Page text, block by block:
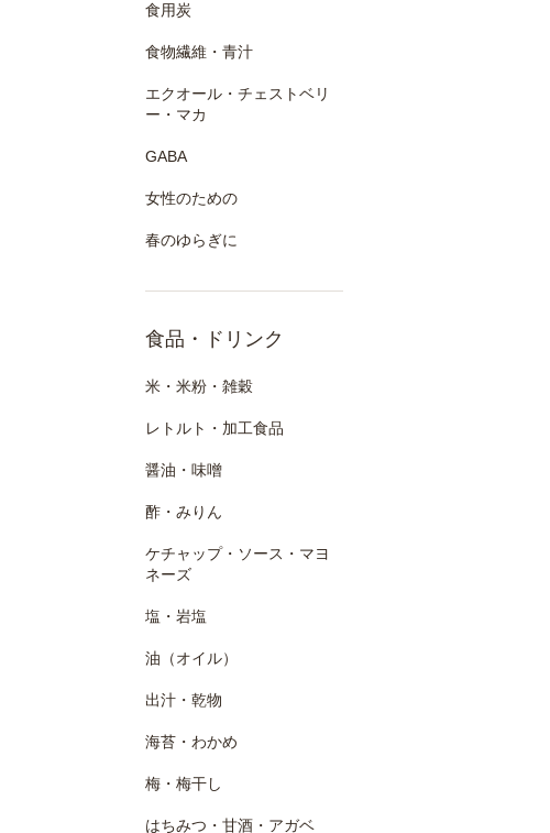
食用炭
食物繊維・青汁
エクオール・チェストベリ
ー・マカ
GABA
女性のための
春のゆらぎに
食品・ドリンク
米・米粉・雑穀
レトルト・加工食品
醤油・味噌
酢・みりん
ケチャップ・ソース・マヨ
ネーズ
塩・岩塩
油（オイル）
出汁・乾物
海苔・わかめ
梅・梅干し
はちみつ・甘酒・アガベ